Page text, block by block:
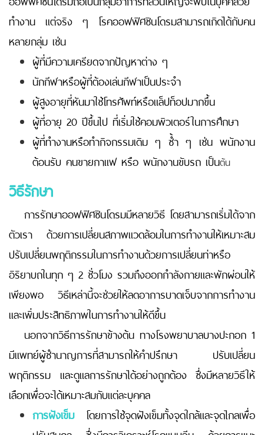
ทำงาน แต่จริง ๆ โรคออฟฟิศซินโดรมสามารถเกิดได้กับคน
หลายกลุ่ม เช่น
ผู้ที่มีความเครียดจากปัญหาต่าง ๆ
นักกีฬาหรือผู้ที่ต้องเล่นกีฬาเป็นประจำ
ผู้สูงอายุที่หันมาใช้โทรศัพท์หรือแล็ปท็อปมากขึ้น
ผู้ที่อายุ 20 ปีขึ้นไป ที่เริ่มใช้คอมพิวเตอร์ในการศึกษา
ผู้ที่ทำงานหรือทำกิจกรรมเดิม ๆ ซ้ำ ๆ เช่น พนักงาน
ต้อนรับ คนขายกาแฟ หรือ พนักงานขับรถ เป็นต้น
วิธีรักษา
การรักษาออฟฟิศซินโดรมมีหลายวิธี โดยสามารถเริ่มได้จาก
ตัวเรา ด้วยการเปลี่ยนสภาพแวดล้อมในการทำงานให้เหมาะสม
ปรับเปลี่ยนพฤติกรรมในการทำงานด้วยการเปลี่ยนท่าหรือ
อิริยาบถในทุก ๆ 2 ชั่วโมง รวมถึงออกกำลังกายและพักผ่อนให้
เพียงพอ วิธีเหล่านี้จะช่วยให้ลดอาการบาดเจ็บจากการทำงาน
และเพิ่มประสิทธิภาพในการทำงานให้ดีขึ้น
นอกจากวิธีการรักษาข้างต้น ทางโรงพยาบาลบางปะกอก 1
มีแพทย์ผู้ชำนาญการที่สามารถให้คำปรึกษา ปรับเปลี่ยน
พฤติกรรม และดูแลการรักษาได้อย่างถูกต้อง ซึ่งมีหลายวิธีให้
เลือกเพื่อจะได้เหมาะสมกับแต่ละบุคคล
การฝังเข็มโดยการใช้จุดฝังเข็มทั้งจุดใกล้และจุดไกลเพื่อ